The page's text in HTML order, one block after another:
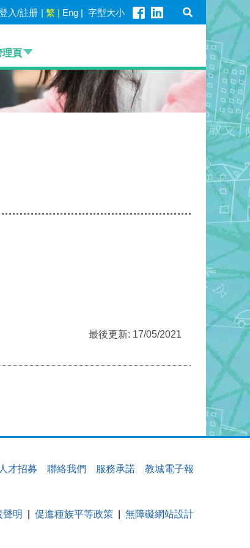
入/註册 | 繁 | Eng | 字型大小
理頁
最後更新: 17/05/2021
人才招募 聯絡我們 服務承諾 教城電子報
聲明 促進種族平等政策 無障礙網站設計